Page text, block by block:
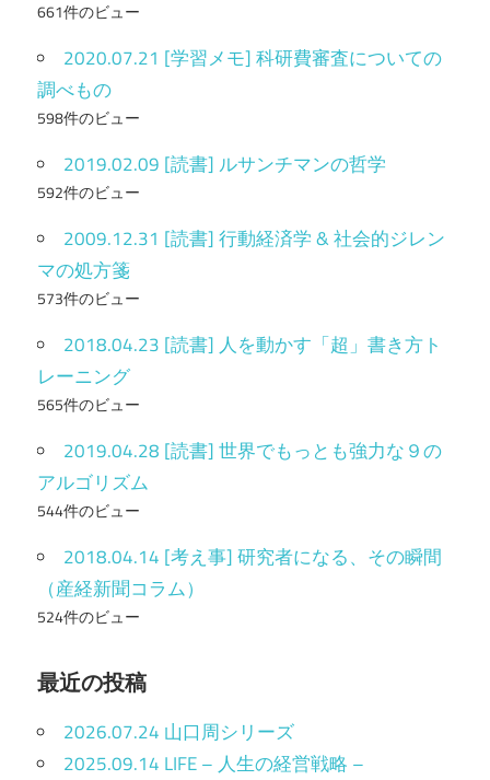
661件のビュー
2020.07.21 [学習メモ] 科研費審査についての
調べもの
598件のビュー
2019.02.09 [読書] ルサンチマンの哲学
592件のビュー
2009.12.31 [読書] 行動経済学 & 社会的ジレン
マの処方箋
573件のビュー
2018.04.23 [読書] 人を動かす「超」書き方ト
レーニング
565件のビュー
2019.04.28 [読書] 世界でもっとも強力な９の
アルゴリズム
544件のビュー
2018.04.14 [考え事] 研究者になる、その瞬間
（産経新聞コラム）
524件のビュー
最近の投稿
2026.07.24 山口周シリーズ
2025.09.14 LIFE – 人生の経営戦略 –